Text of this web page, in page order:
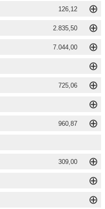
126,12 ⊕
2.835,50 ⊕
7.044,00 ⊕
⊕
725,06 ⊕
⊕
960,87 ⊕
309,00 ⊕
⊕
⊕